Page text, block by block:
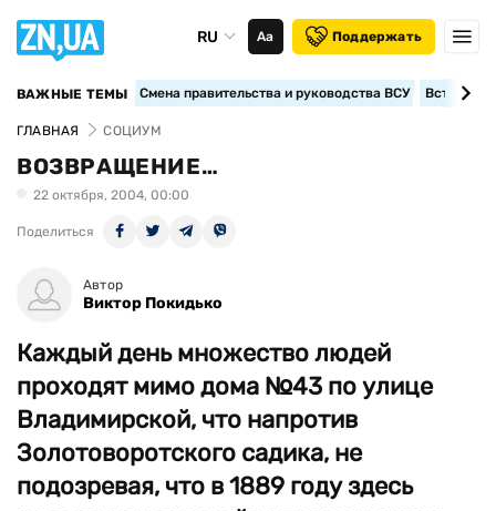
RU Аа Поддержать
ВАЖНЫЕ ТЕМЫ Смена правительства и руководства ВСУ
ГЛАВНАЯ СОЦИУМ
ВОЗВРАЩЕНИЕ…
22 октября, 2004, 00:00
Поделиться
Автор
Виктор Покидько
Каждый день множество людей
проходят мимо дома №43 по улице
Владимирской, что напротив
Золотоворотского садика, не
подозревая, что в 1889 году здесь